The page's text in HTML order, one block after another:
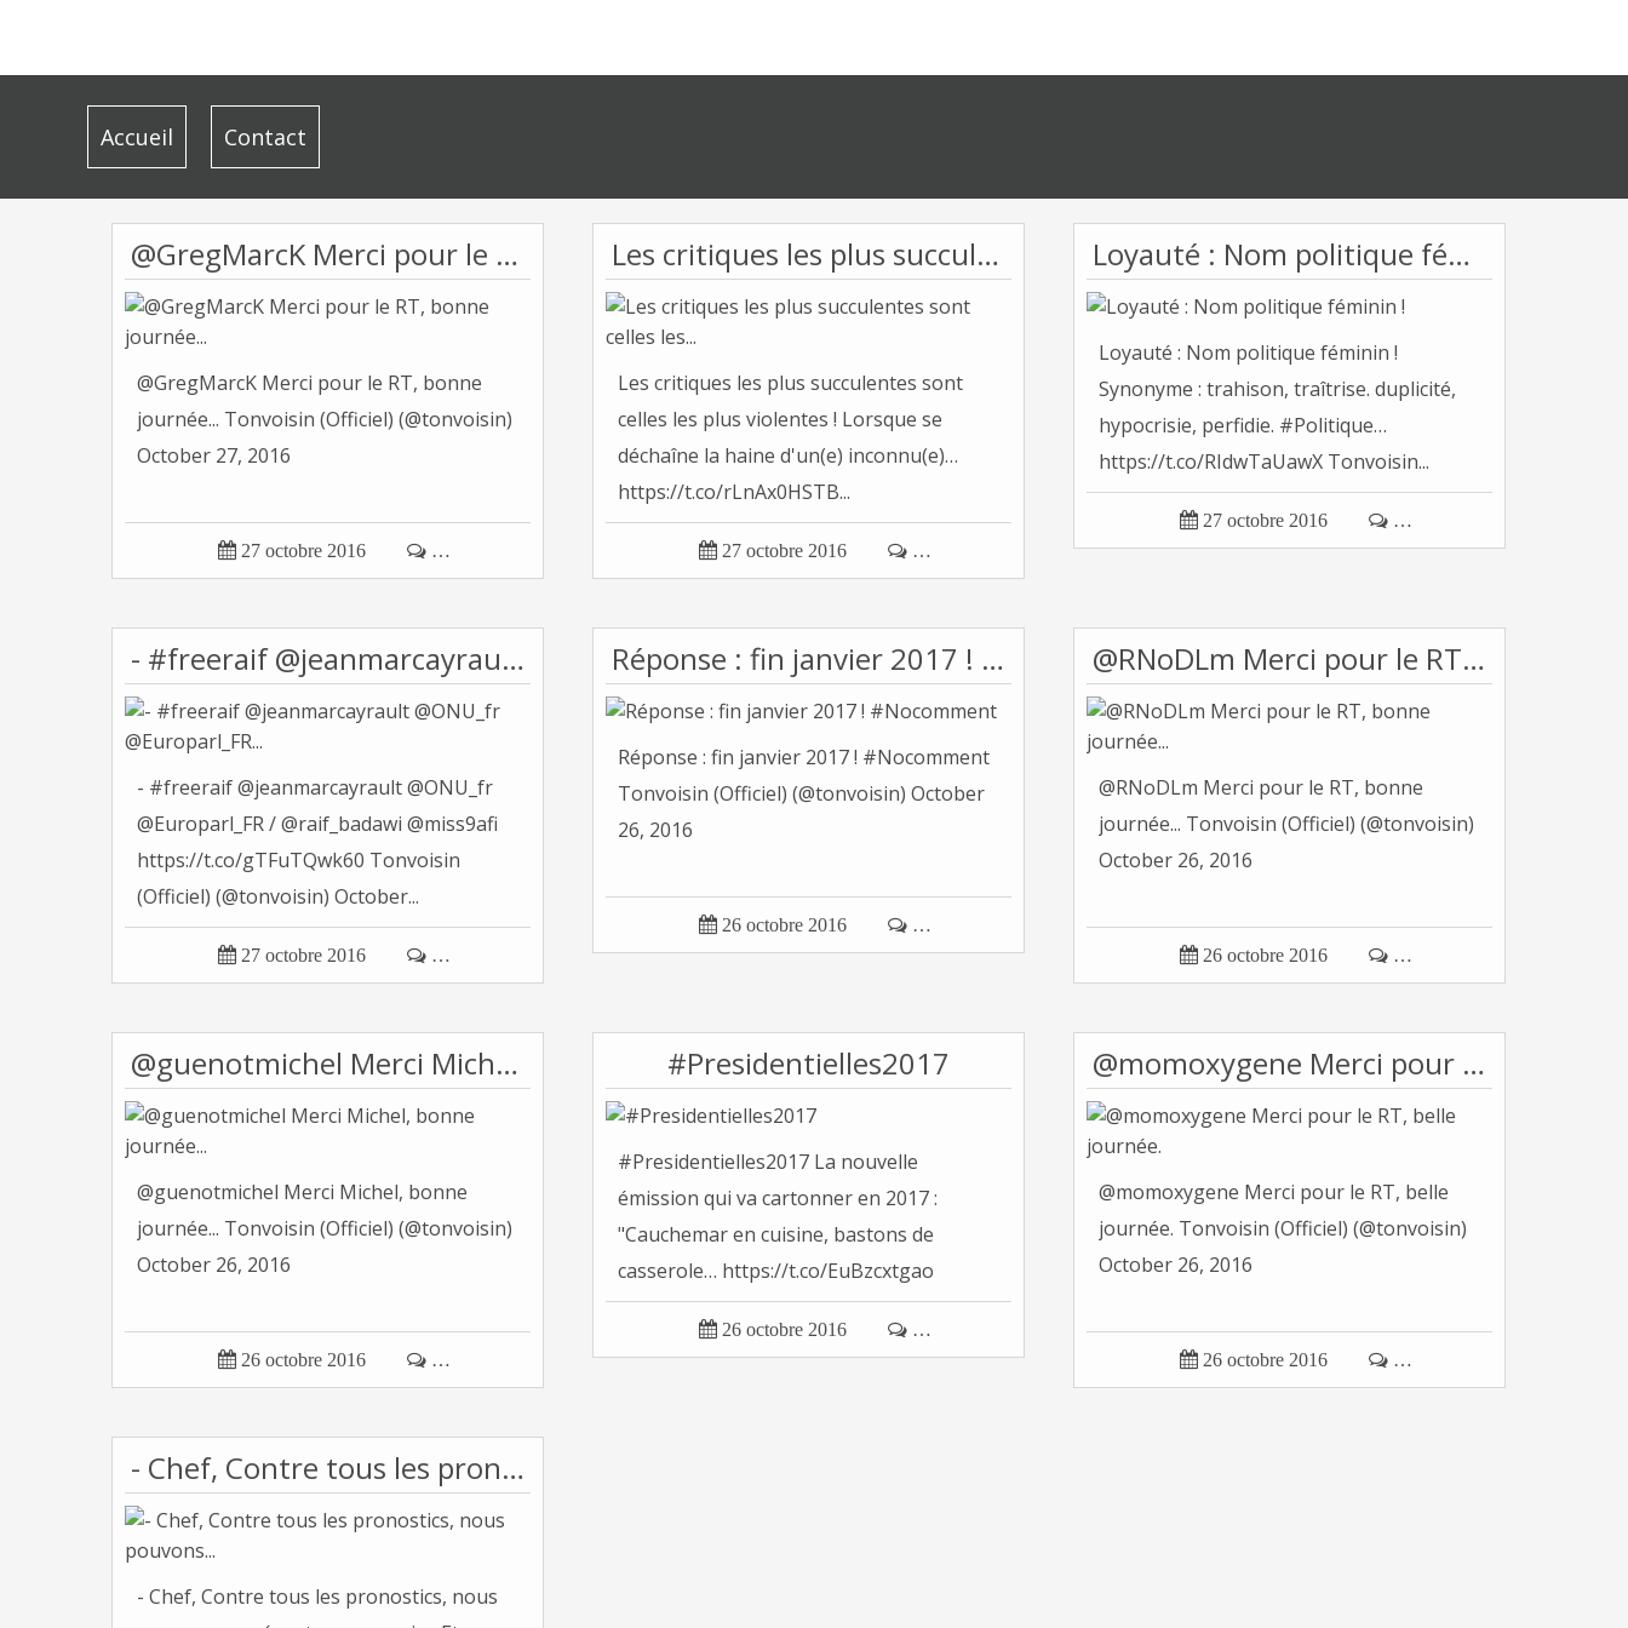
Accueil Contact
@GregMarcK Merci pour le RT, bonne journée...
@GregMarcK Merci pour le RT, bonne
journée... Tonvoisin (Officiel) (@tonvoisin)
October 27, 2016
 27 octobre 2016  …
Les critiques les plus succulentes sont celles les...
Les critiques les plus succulentes sont
celles les plus violentes ! Lorsque se
déchaîne la haine d'un(e) inconnu(e)…
https://t.co/rLnAx0HSTB...
 27 octobre 2016  …
Loyauté : Nom politique féminin !
Loyauté : Nom politique féminin !
Synonyme : trahison, traîtrise. duplicité,
hypocrisie, perfidie. #Politique…
https://t.co/RIdwTaUawX Tonvoisin...
 27 octobre 2016  …
- #freeraif @jeanmarcayrault @ONU_fr @Europarl_FR...
- #freeraif @jeanmarcayrault @ONU_fr
@Europarl_FR / @raif_badawi @miss9afi
https://t.co/gTFuTQwk60 Tonvoisin
(Officiel) (@tonvoisin) October...
 27 octobre 2016  …
Réponse : fin janvier 2017 ! #Nocomment
Réponse : fin janvier 2017 ! #Nocomment
Tonvoisin (Officiel) (@tonvoisin) October
26, 2016
 26 octobre 2016  …
@RNoDLm Merci pour le RT, bonne journée...
@RNoDLm Merci pour le RT, bonne
journée... Tonvoisin (Officiel) (@tonvoisin)
October 26, 2016
 26 octobre 2016  …
@guenotmichel Merci Michel, bonne journée...
@guenotmichel Merci Michel, bonne
journée... Tonvoisin (Officiel) (@tonvoisin)
October 26, 2016
 26 octobre 2016  …
#Presidentielles2017
#Presidentielles2017 La nouvelle
émission qui va cartonner en 2017 :
"Cauchemar en cuisine, bastons de
casserole… https://t.co/EuBzcxtgao
Tonvoisin...
 26 octobre 2016  …
@momoxygene Merci pour le RT, belle journée.
@momoxygene Merci pour le RT, belle
journée. Tonvoisin (Officiel) (@tonvoisin)
October 26, 2016
 26 octobre 2016  …
- Chef, Contre tous les pronostics, nous pouvons...
- Chef, Contre tous les pronostics, nous